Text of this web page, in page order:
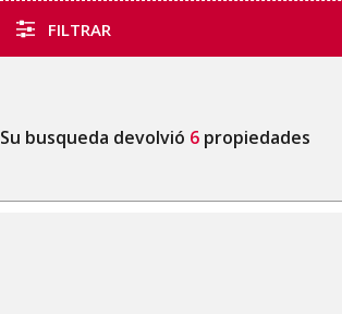
FILTRAR
Su busqueda devolvió 6 propiedades